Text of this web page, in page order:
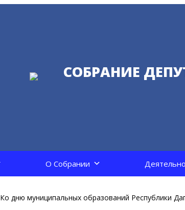
СОБРАНИЕ
О Собрании
Ко дню муниципальных образований Республики